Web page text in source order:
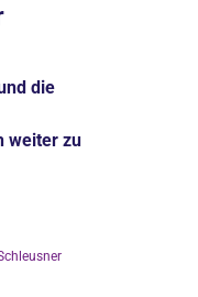
die
weiter zu